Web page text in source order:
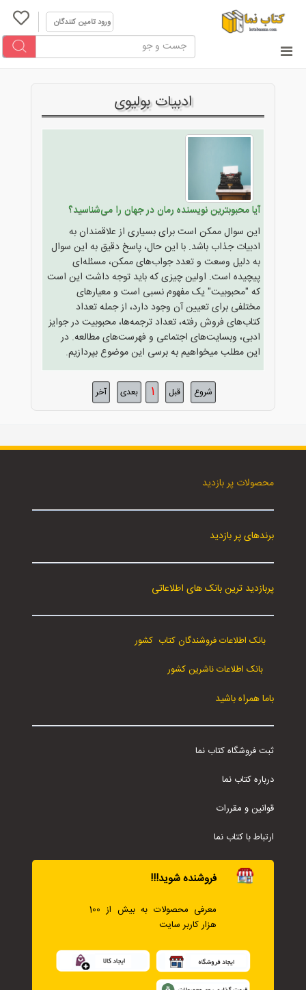
ورود تامین کنندگان
ادبیات بولیوی
آیا محبوبترین نویسنده رمان در جهان را می‌شناسید؟
این سوال ممکن است برای بسیاری از علاقمندان به
ادبیات جذاب باشد. با این حال، پاسخ دقیق به این سوال
به دلیل وسعت و تعدد جواب‌های ممکن، مسئله‌ای
پیچیده است. اولین چیزی که باید توجه داشت این است
که "محبوبیت" یک مفهوم نسبی است و معیارهای
مختلفی برای تعیین آن وجود دارد، از جمله تعداد
کتاب‌های فروش رفته، تعداد ترجمه‌ها، محبوبیت در جوایز
ادبی، وبسایت‌های اجتماعی و فهرست‌های مطالعه. در
این مطلب میخواهیم به برسی این موضوع بپردازیم.
شروع قبل 1 بعدی آخر
محصولات پر بازدید
برندهای پر بازدید
پربازدید ترین بانک های اطلاعاتی
بانک اطلاعات فروشندگان کتاب کشور
بانک اطلاعات ناشرین کشور
باما همراه باشید
ثبت فروشگاه کتاب نما
درباره کتاب نما
قوانین و مقررات
ارتباط با کتاب نما
فروشنده شوید!!!
معرفی محصولات به بیش از 100
هزار کاربر سایت